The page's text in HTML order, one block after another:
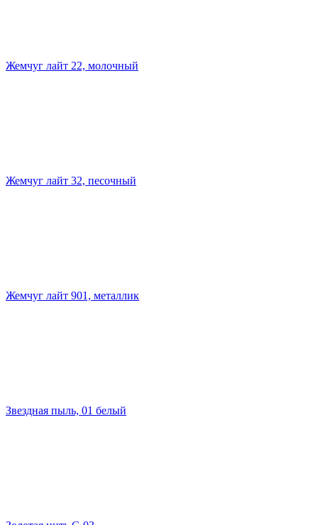
Жемчуг лайт 22, молочный
Жемчуг лайт 32, песочный
Жемчуг лайт 901, металлик
Звездная пыль, 01 белый